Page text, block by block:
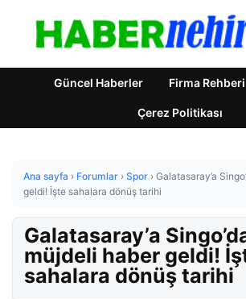
Güncel Haberler Firma Rehberi
Çerez Politikası
Ana sayfa › Forumlar › Spor › Galatasaray’a
geldi! İşte sahalara dönüş tarihi
Galatasaray’a
müjdeli haber geldi!
sahalara dönüş tarihi